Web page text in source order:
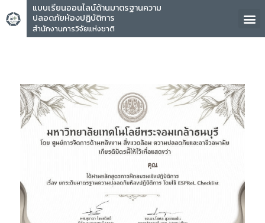
แบบเรียนออนไลน์ด้านมาตรฐานความ
ปลอดภัยห้องปฏิบัติการ
สำนักงานการวิจัยแห่งชาติ
คุณ